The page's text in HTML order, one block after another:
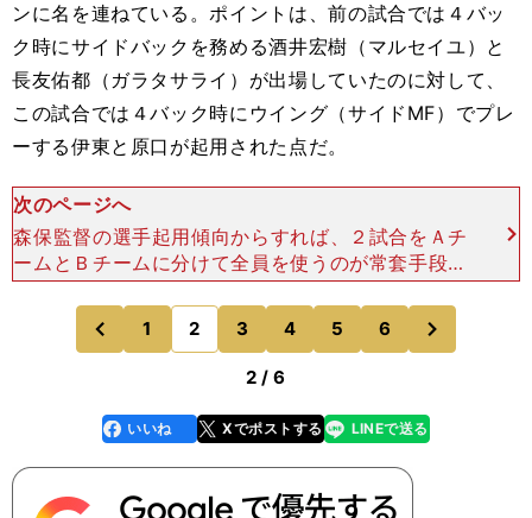
ンに名を連ねている。ポイントは、前の試合では４バッ
ク時にサイドバックを務める酒井宏樹（マルセイユ）と
長友佑都（ガラタサライ）が出場していたのに対して、
この試合では４バック時にウイング（サイドMF）でプレ
ーする伊東と原口が起用された点だ。
次のページへ
森保監督の選手起用傾向からすれば、２試合をＡチ
ームとＢチームに分けて全員を使うのが常套手段の
ため、そこに深い意味はないように思われるが、し
かしキャラクターの異なる選手を両ワイドに配置し
たことで、どのよ
前
のページへ
1 2 3 4 5 6
のページへ
2 / 6
faceboo
k
いいね Xでポストする
line LINEで送る